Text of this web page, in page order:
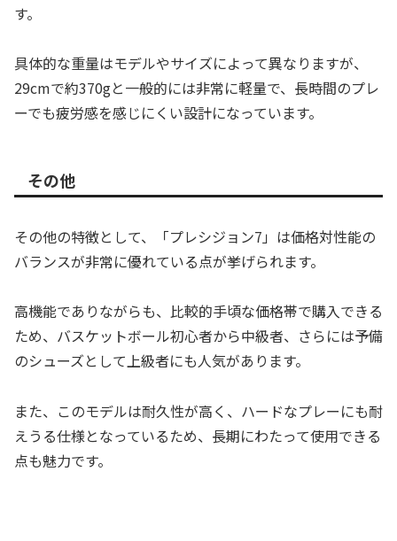
す。
具体的な重量はモデルやサイズによって異なりますが、
29cmで約370gと一般的には非常に軽量で、長時間のプレ
ーでも疲労感を感じにくい設計になっています。
その他
その他の特徴として、「プレシジョン7」は価格対性能の
バランスが非常に優れている点が挙げられます。
高機能でありながらも、比較的手頃な価格帯で購入できる
ため、バスケットボール初心者から中級者、さらには予備
のシューズとして上級者にも人気があります。
また、このモデルは耐久性が高く、ハードなプレーにも耐
えうる仕様となっているため、長期にわたって使用できる
点も魅力です。